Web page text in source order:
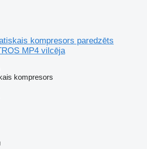
kompresors paredzēts
MP4 vilcēja
kompresors